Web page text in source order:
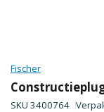
Fischer
SKU 3400764